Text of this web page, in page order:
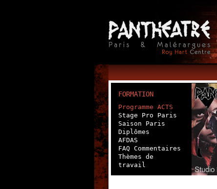
FORMATION
Programme ACTS
Stage Pro Paris
Saison Paris
Diplômes
AFDAS
FAQ Commentaires
Thèmes de
travail